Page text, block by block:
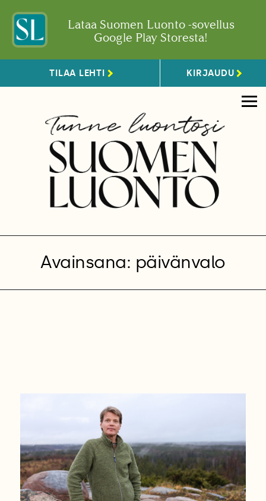
Lataa Suomen Luonto -sovellus
Google Play Storesta!
TILAA LEHTI KIRJAUDU
Avainsana: päivänvalo